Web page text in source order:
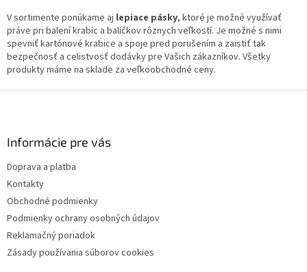
p
r
v
k
y
ý
V sortimente ponúkame aj lepiace pásky, ktoré je možné využívať
práve pri balení krabíc a balíčkov rôznych veľkostí. Je možné s nimi
spevniť kartónové krabice a spoje pred porušením a zaistiť tak
bezpečnosť a celistvosť dodávky pre Vašich zákazníkov. Všetky
produkty máme na sklade za veľkoobchodné ceny.
Informácie pre vás
Doprava a platba
Kontakty
Obchodné podmienky
Podmienky ochrany osobných údajov
Reklamačný poriadok
Zásady používania súborov cookies